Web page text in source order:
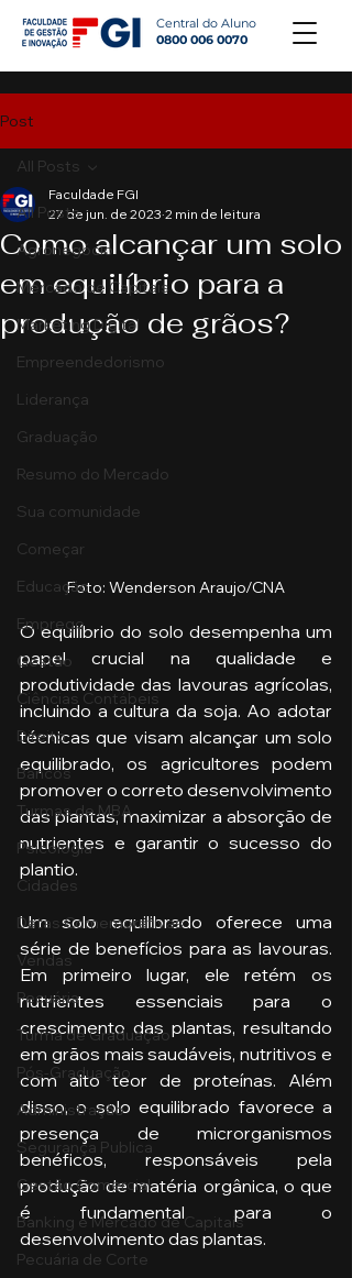
Central do Aluno
0800 006 0070
Post
All Posts
Agronegócio
Mercado de Capitais
Marketing Digital
Empreendedorismo
Liderança
Graduação
Resumo do Mercado
Sua comunidade
Começar
Educação
Emprego
Gestão
Ciências Contábeis
Direito
Bancos
Turmas de MBA
Psicologia
Cidades
Datas Comemorativas
Vendas
Pecuária
Turma de Graduação
Pós-Graduação
Administração
Segurança Publica
Gestão Comercial
Banking e Mercado de Capitais
Pecuária de Corte
All Posts
Como alcançar um solo
em equilíbrio para a
produção de grãos?
Faculdade FGI
27 de jun. de 2023 2 min de leitura
Foto: Wenderson Araujo/CNA
O equilíbrio do solo desempenha um
papel crucial na qualidade e
produtividade das lavouras agrícolas,
incluindo a cultura da soja. Ao adotar
técnicas que visam alcançar um solo
equilibrado, os agricultores podem
promover o correto desenvolvimento
das plantas, maximizar a absorção de
nutrientes e garantir o sucesso do
plantio.
Um solo equilibrado oferece uma
série de benefícios para as lavouras.
Em primeiro lugar, ele retém os
nutrientes essenciais para o
crescimento das plantas, resultando
em grãos mais saudáveis, nutritivos e
com alto teor de proteínas. Além
disso, o solo equilibrado favorece a
presença de microrganismos
benéficos, responsáveis pela
produção de matéria orgânica, o que
é fundamental para o
desenvolvimento das plantas.